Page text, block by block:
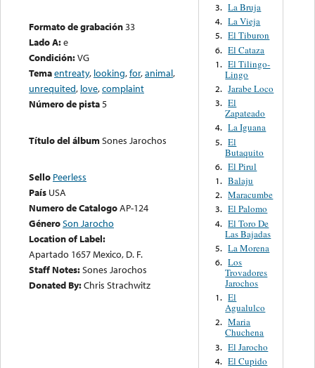
Formato de grabación33
Lado A:e
Condición:VG
Temaentreaty, looking,for,animal,
unrequited, love,complaint
Número de pista5
Título del álbumSones Jarochos
Sello Peerless
País USA
Numero de CatalogoAP-124
GéneroSon Jarocho
Location of Label:
Apartado 1657 Mexico, D. F.
Staff Notes:Sones Jarochos
Donated By:Chris Strachwitz
3. La Bruja
4. La Vieja
5. El Tiburon
6. El Cataza
1. El Tilingo-
Lingo
2. Jarabe Loco
3. El
Zapateado
4. La Iguana
5. El
Butaquito
6. El Pirul
1. Balaju
2. Maracumbe
3. El Palomo
4. El Toro De
Las Bajadas
5. La Morena
6. Los
Trovadores
Jarochos
1. El
Agualulco
2. Maria
Chuchena
3. El Jarocho
4. El Cupido